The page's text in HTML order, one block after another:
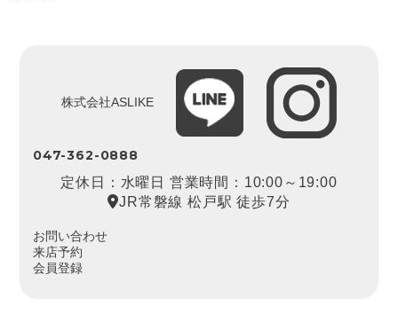
株式会社ASLIKE
047-362-0888
定休日：水曜日 営業時間：10:00～19:00
JR常磐線 松戸駅 徒歩7分
お問い合わせ
来店予約
会員登録